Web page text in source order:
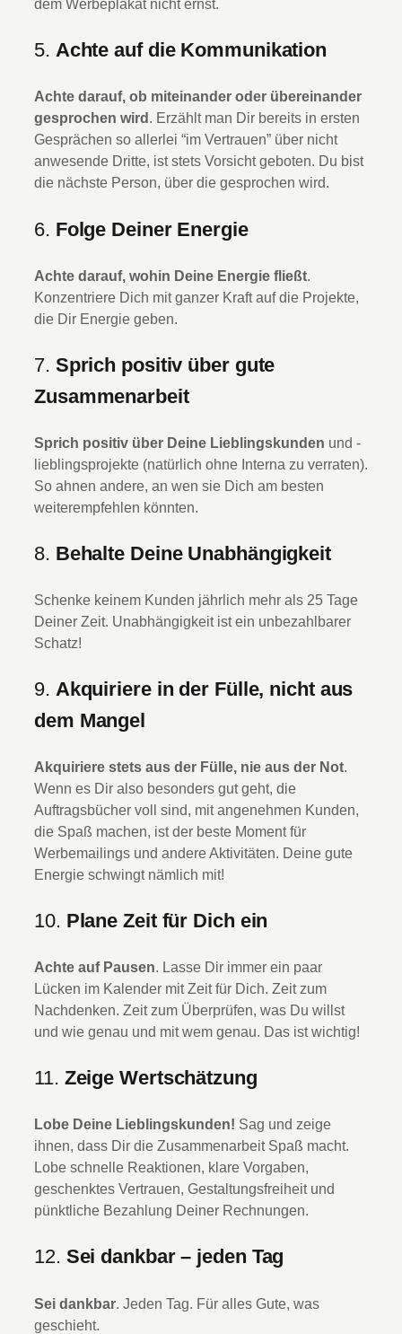
dem Werbeplakat nicht ernst.
5. Achte auf die Kommunikation
Achte darauf, ob miteinander oder übereinander
gesprochen wird . Erzählt man Dir bereits in ersten
Gesprächen so allerlei “im Vertrauen” über nicht
anwesende Dritte, ist stets Vorsicht geboten. Du bist
die nächste Person, über die gesprochen wird.
6. Folge Deiner Energie
Achte darauf, wohin Deine Energie fließt.
Konzentriere Dich mit ganzer Kraft auf die Projekte,
die Dir Energie geben.
7. Sprich positiv über gute
Zusammenarbeit
Sprich positiv über Deine Lieblingskunden und -
lieblingsprojekte (natürlich ohne Interna zu verraten).
So ahnen andere, an wen sie Dich am besten
weiterempfehlen könnten.
8. Behalte Deine Unabhängigkeit
Schenke keinem Kunden jährlich mehr als 25 Tage
Deiner Zeit. Unabhängigkeit ist ein unbezahlbarer
Schatz!
9. Akquiriere in der Fülle, nicht aus
dem Mangel
Akquiriere stets aus der Fülle, nie aus der Not.
Wenn es Dir also besonders gut geht, die
Auftragsbücher voll sind, mit angenehmen Kunden,
die Spaß machen, ist der beste Moment für
Werbemailings und andere Aktivitäten. Deine gute
Energie schwingt nämlich mit!
10. Plane Zeit für Dich ein
Achte auf Pausen. Lasse Dir immer ein paar
Lücken im Kalender mit Zeit für Dich. Zeit zum
Nachdenken. Zeit zum Überprüfen, was Du willst
und wie genau und mit wem genau. Das ist wichtig!
11. Zeige Wertschätzung
Lobe Deine Lieblingskunden! Sag und zeige
ihnen, dass Dir die Zusammenarbeit Spaß macht.
Lobe schnelle Reaktionen, klare Vorgaben,
geschenktes Vertrauen, Gestaltungsfreiheit und
pünktliche Bezahlung Deiner Rechnungen.
12. Sei dankbar – jeden Tag
Sei dankbar . Jeden Tag. Für alles Gute, was
geschieht.